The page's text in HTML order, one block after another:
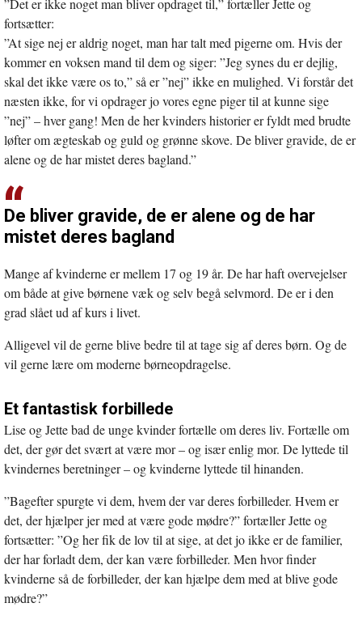
”Det er ikke noget man bliver opdraget til,” fortæller Jette og
fortsætter:
”At sige nej er aldrig noget, man har talt med pigerne om. Hvis der
kommer en voksen mand til dem og siger: ”Jeg synes du er dejlig,
skal det ikke være os to,” så er ”nej” ikke en mulighed. Vi forstår det
næsten ikke, for vi opdrager jo vores egne piger til at kunne sige
”nej” – hver gang! Men de her kvinders historier er fyldt med brudte
løfter om ægteskab og guld og grønne skove. De bliver gravide, de er
alene og de har mistet deres bagland.”
De bliver gravide, de er alene og de har
mistet deres bagland
Mange af kvinderne er mellem 17 og 19 år. De har haft overvejelser
om både at give børnene væk og selv begå selvmord. De er i den
grad slået ud af kurs i livet.
Alligevel vil de gerne blive bedre til at tage sig af deres børn. Og de
vil gerne lære om moderne børneopdragelse.
Et fantastisk forbillede
Lise og Jette bad de unge kvinder fortælle om deres liv. Fortælle om
det, der gør det svært at være mor – og især enlig mor. De lyttede til
kvindernes beretninger – og kvinderne lyttede til hinanden.
”Bagefter spurgte vi dem, hvem der var deres forbilleder. Hvem er
det, der hjælper jer med at være gode mødre?” fortæller Jette og
fortsætter: ”Og her fik de lov til at sige, at det jo ikke er de familier,
der har forladt dem, der kan være forbilleder. Men hvor finder
kvinderne så de forbilleder, der kan hjælpe dem med at blive gode
mødre?”